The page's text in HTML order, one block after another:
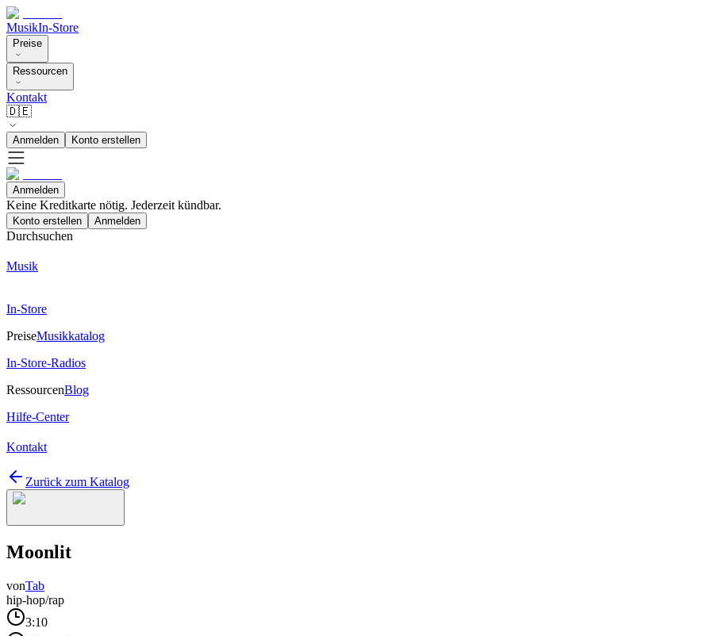
MusikIn-Store
Preise
Ressourcen
Kontakt
🇩🇪
Anmelden Konto erstellen
Anmelden
Keine Kreditkarte nötig. Jederzeit kündbar.
Konto erstellen Anmelden
Durchsuchen
Musik
In-Store
PreiseMusikkatalog
In-Store-Radios
RessourcenBlog
Hilfe-Center
Kontakt
Zurück zum Katalog
Moonlit
vonTab
hip-hop/rap
3:10